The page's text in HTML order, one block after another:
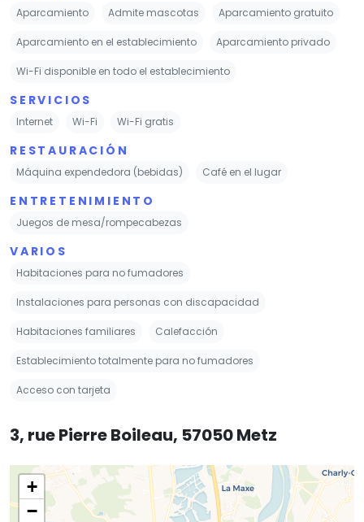
Aparcamiento Admite mascotas Aparcamiento gratuito
Aparcamiento en el establecimiento Aparcamiento privado
Wi-Fi disponible en todo el establecimiento
SERVICIOS
Internet Wi-Fi Wi-Fi gratis
RESTAURACIÓN
Máquina expendedora (bebidas) Café en el lugar
ENTRETENIMIENTO
Juegos de mesa/rompecabezas
VARIOS
Habitaciones para no fumadores
Instalaciones para personas con discapacidad
Habitaciones familiares Calefacción
Establecimiento totalmente para no fumadores
Acceso con tarjeta
3, rue Pierre Boileau, 57050 Metz
+
−